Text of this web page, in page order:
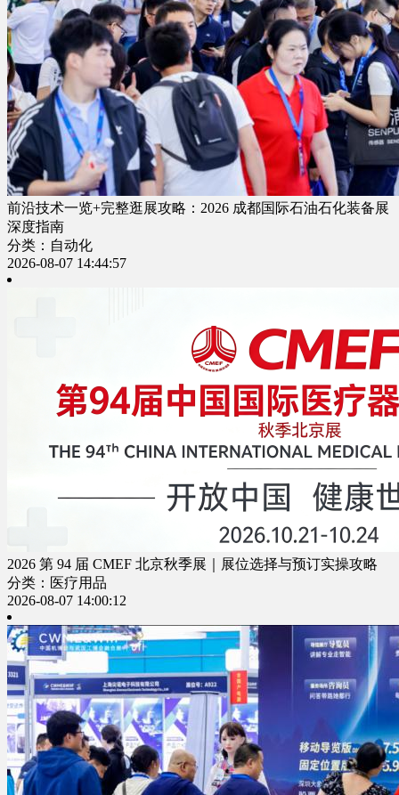
前沿技术一览+完整逛展攻略：2026 成都国际石油石化装备展
深度指南
分类：自动化
2026-08-07 14:44:57
2026 第 94 届 CMEF 北京秋季展｜展位选择与预订实操攻略
分类：医疗用品
2026-08-07 14:00:12